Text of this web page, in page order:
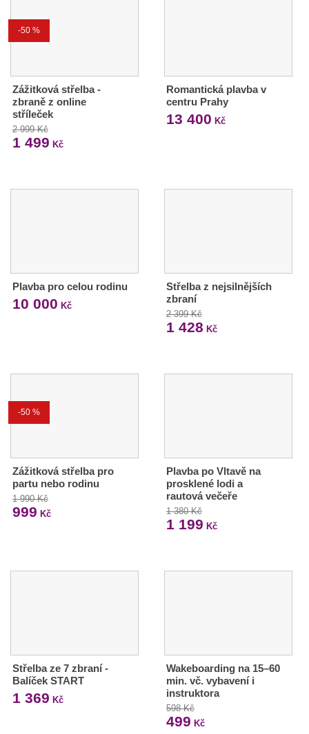
-50 %
Zážitková střelba -
zbraně z online
stříleček
2 999 Kč
1 499 Kč
Romantická plavba v
centru Prahy
13 400 Kč
Plavba pro celou rodinu
10 000 Kč
Střelba z nejsilnějších
zbraní
2 399 Kč
1 428 Kč
-50 %
Zážitková střelba pro
partu nebo rodinu
1 990 Kč
999 Kč
Plavba po Vltavě na
prosklené lodi a
rautová večeře
1 380 Kč
1 199 Kč
Střelba ze 7 zbraní -
Balíček START
1 369 Kč
Wakeboarding na 15–60
min. vč. vybavení i
instruktora
598 Kč
499 Kč